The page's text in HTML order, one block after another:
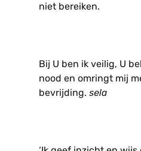
niet bereiken.
Bij U ben ik veilig, U
nood en omringt mij
bevrijding. sela